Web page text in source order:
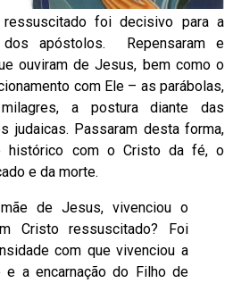
foi decisivo para a
dos apóstolos. Repensaram e
ouviram de Jesus, bem como o
com Ele – as parábolas,
a postura diante das
judaicas. Passaram desta forma,
histórico com o Cristo da fé, o
e da morte.
de Jesus, vivenciou o
Cristo ressuscitado? Foi
com que vivenciou a
e a encarnação do Filho de